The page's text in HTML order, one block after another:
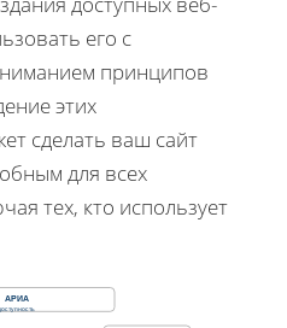
его с
принципов
этих
сделать ваш сайт
для всех
тех, кто использует
АРИА